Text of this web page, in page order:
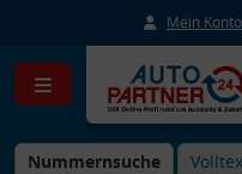
Mein Konto
Nummernsuche